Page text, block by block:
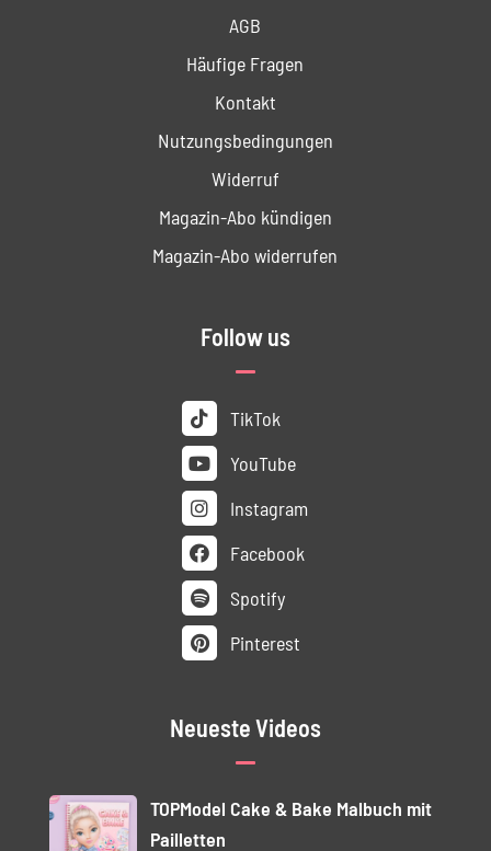
AGB
Häufige Fragen
Kontakt
Nutzungs­bedingungen
Widerruf
Magazin-Abo kündigen
Magazin-Abo widerrufen
Follow us
TikTok
YouTube
Instagram
Facebook
Spotify
Pinterest
Neueste Videos
TOPModel Cake & Bake Malbuch mit
Pailletten